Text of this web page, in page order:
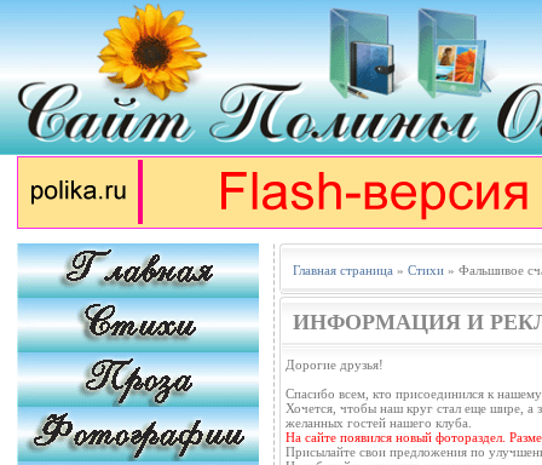
Главная страница » Стихи» Фальшивое
ИНФОРМАЦИЯ И
Дорогие друзья!
Спасибо всем, кто присоединился к
Хочется, чтобы наш круг стал еще шире, а
желанных гостей нашего клуба.
На сайте появился новый фотораздел.
Присылайте свои предложения по